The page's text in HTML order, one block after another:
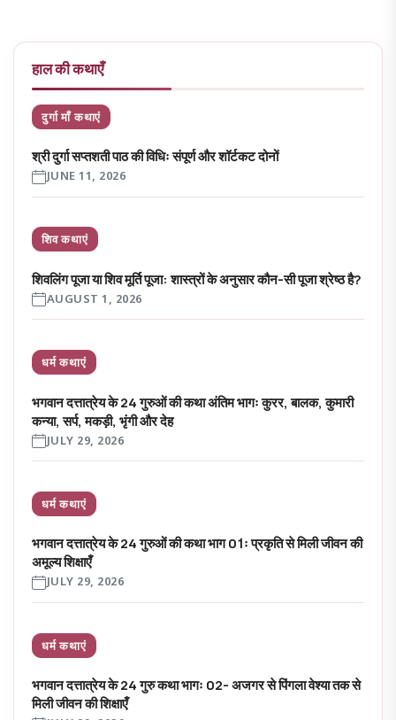
हाल की कथाएँ
दुर्गा माँ कथाएं
श्री दुर्गा सप्तशती पाठ की विधिः संपूर्ण और शॉर्टकट दोनों
JUNE 11, 2026
शिव कथाएं
शिवलिंग पूजा या शिव मूर्ति पूजा: शास्त्रों के अनुसार कौन-सी पूजा श्रेष्ठ है?
AUGUST 1, 2026
धर्म कथाएं
भगवान दत्तात्रेय के 24 गुरुओं की कथा अंतिम भागः कुरर, बालक, कुमारी
कन्या, सर्प, मकड़ी, भृंगी और देह
JULY 29, 2026
धर्म कथाएं
भगवान दत्तात्रेय के 24 गुरुओं की कथा भाग 01ः प्रकृति से मिली जीवन की
अमूल्य शिक्षाएँ
JULY 29, 2026
धर्म कथाएं
भगवान दत्तात्रेय के 24 गुरु कथा भागः 02- अजगर से पिंगला वेश्या तक से
मिली जीवन की शिक्षाएँ